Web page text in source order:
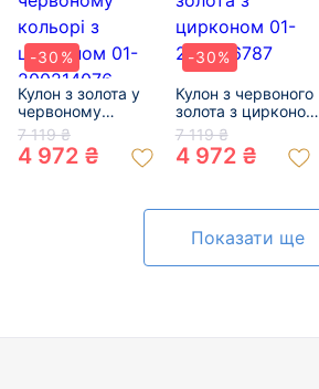
-30%
Кулон з золота у
червоному
кольорі з
цирконом 01-
200214076
7 119 ₴
4 972 ₴
-30%
Кулон з червоного
золота з цирконом
01-200366787
7 119 ₴
4 972 ₴
Показати ще